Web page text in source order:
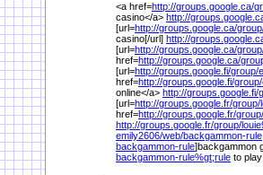
<a href=http://groups.google.ca/
casino</a> http://
[url=http://groups.google.ca/
casino[/url] http://
[url=http://groups.google.ca/
href=http://groups.google.ca/
[url=http://groups.google.fi/group/
href=http://groups.google.fi/group/
online</a> http://groups.google.fi/
[url=http://groups.google.fr/group/
href=http://groups.google.fr/group/
http://groups.google.fr/group/
emily2606/web/backgammon-rule
backgammon-rule]backgammon
backgammon-rule%gt;rule to